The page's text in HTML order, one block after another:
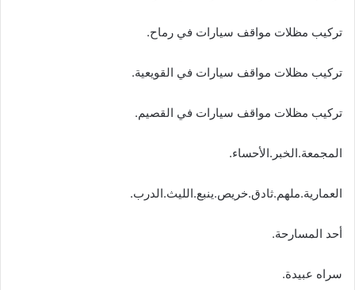
تركيب مظلات مواقف سيارات في رماح.
تركيب مظلات مواقف سيارات في القويعية.
تركيب مظلات مواقف سيارات في القصيم.
المجمعة.الخبر.الأحساء.
العمارية.ملهم.ثادق.خريص.ينبع.الليث.الدرب.
أحد المسارحة.
سراه عبيدة.